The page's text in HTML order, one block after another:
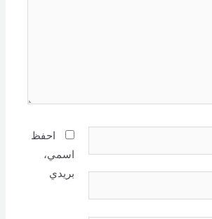
احفظ
اسمي،
بريدي